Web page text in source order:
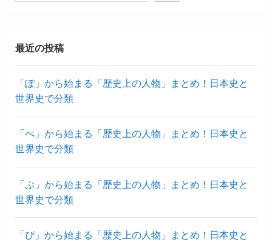
最近の投稿
「ぽ」から始まる「歴史上の人物」まとめ！日本史と
世界史で分類
「ぺ」から始まる「歴史上の人物」まとめ！日本史と
世界史で分類
「ぷ」から始まる「歴史上の人物」まとめ！日本史と
世界史で分類
「ぴ」から始まる「歴史上の人物」まとめ！日本史と